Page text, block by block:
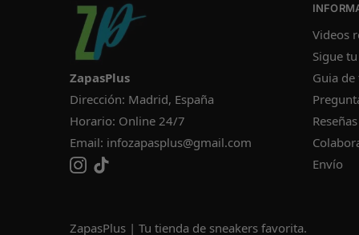
ZapasPlus
Dirección: Madrid, España
Horario: Online 24/7
Email: infozapasplus@gmail.com
Videos
Sigue
Guia de
Envío
ZapasPlus | Tu tienda de sneakers favorita.